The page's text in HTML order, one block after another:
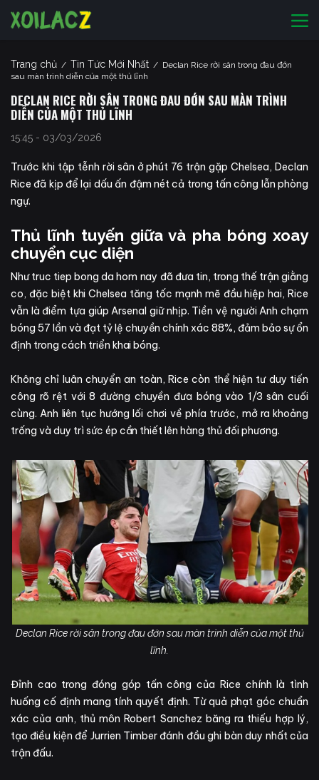
Trang chủ / Tin Tức Mới Nhất / Declan Rice rời sân trong đau đớn
sau màn trình diễn của một thủ lĩnh
DECLAN RICE RỜI SÂN TRONG ĐAU ĐỚN SAU MÀN TRÌNH
DIỄN CỦA MỘT THỦ LĨNH
15:45 - 03/03/2026
Trước khi tập tễnh rời sân ở phút 76 trận gặp Chelsea, Declan
Rice đã kịp để lại dấu ấn đậm nét cả trong tấn công lẫn phòng
ngự.
Thủ lĩnh tuyến giữa và pha bóng xoay
chuyển cục diện
Nhưtruc tiep bong da hom nay đã đưa tin, trong thế trận giằng
co, đặc biệt khi Chelsea tăng tốc mạnh mẽ đầu hiệp hai, Rice
vẫn là điểm tựa giúp Arsenal giữ nhịp. Tiền vệ người Anh chạm
bóng 57 lần và đạt tỷ lệ chuyền chính xác 88%, đảm bảo sự ổn
định trong cách triển khai bóng.
Không chỉ luân chuyển an toàn, Rice còn thể hiện tư duy tiến
công rõ rệt với 8 đường chuyền đưa bóng vào 1/3 sân cuối
cùng. Anh liên tục hướng lối chơi về phía trước, mở ra khoảng
trống và duy trì sức ép cần thiết lên hàng thủ đối phương.
Declan Rice rời sân trong đau đớn sau màn trình diễn của một thủ
lĩnh.
Đỉnh cao trong đóng góp tấn công của Rice chính là tình
huống cố định mang tính quyết định. Từ quả phạt góc chuẩn
xác của anh, thủ môn Robert Sanchez băng ra thiếu hợp lý,
tạo điều kiện để Jurrien Timber đánh đầu ghi bàn duy nhất của
trận đấu.